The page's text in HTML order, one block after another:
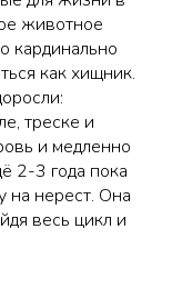
животное
кардинально
как хищник.
треске и
и медленно
2-3 года пока
на нерест. Она
весь цикл и